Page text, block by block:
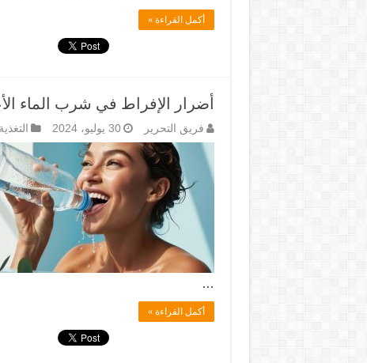
أكمل القراءة »
أضرار الإفراط في شرب الماء
فريق التحرير 30 يوليو، 2024
…
أكمل القراءة »